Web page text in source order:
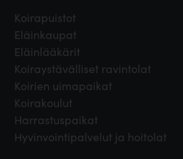
Koirapuistot
Eläinkaupat
Eläinlääkärit
Koiraystävälliset ravintolat
Koirien uimapaikat
Koirakoulut
Harrastuspaikat
Hyvinvointipalvelut ja hoitolat